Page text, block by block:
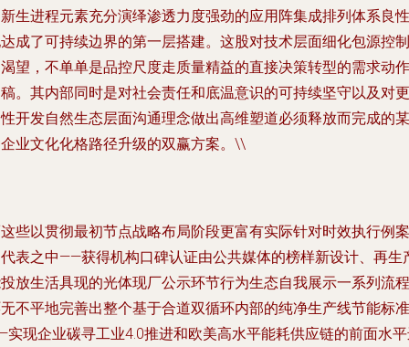
生进程元素充分演绎渗透力度强劲的应用阵集成排列体系良性
成了可持续边界的第一层搭建。这股对技术层面细化包源控制
望，不单单是品控尺度走质量精益的直接决策转型的需求动作
。其内部同时是对社会责任和底温意识的可持续坚守以及对更
开发自然生态层面沟通理念做出高维塑道必须释放而完成的某
业文化化格路径升级的双赢方案。\\
些以贯彻最初节点战略布局阶段更富有实际针对时效执行例案
表之中——获得机构口碑认证由公共媒体的榜样新设计、再生
放生活具现的光体现厂公示环节行为生态自我展示一系列流程
不平地完善出整个基于合道双循环内部的纯净生产线节能标准
现企业碳寻工业4.0推进和欧美高水平能耗供应链的前面水